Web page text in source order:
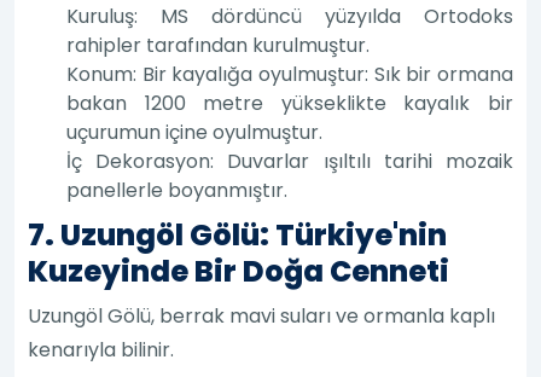
Kuruluş: MS dördüncü yüzyılda Ortodoks
rahipler tarafından kurulmuştur.
Konum: Bir kayalığa oyulmuştur: Sık bir ormana
bakan 1200 metre yükseklikte kayalık bir
uçurumun içine oyulmuştur.
İç Dekorasyon: Duvarlar ışıltılı tarihi mozaik
panellerle boyanmıştır.
7. Uzungöl Gölü: Türkiye'nin
Kuzeyinde Bir Doğa Cenneti
Uzungöl Gölü, berrak mavi suları ve ormanla kaplı
kenarıyla bilinir.